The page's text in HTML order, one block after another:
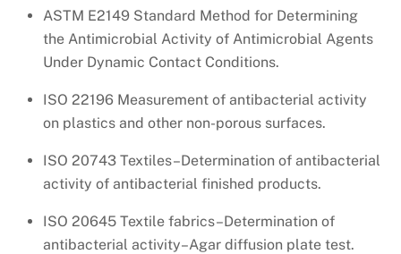
ASTM E2149 Standard Method for Determining
the Antimicrobial Activity of Antimicrobial Agents
Under Dynamic Contact Conditions.
ISO 22196 Measurement of antibacterial activity
on plastics and other non-porous surfaces.
ISO 20743 Textiles–Determination of antibacterial
activity of antibacterial finished products.
ISO 20645 Textile fabrics–Determination of
antibacterial activity–Agar diffusion plate test.